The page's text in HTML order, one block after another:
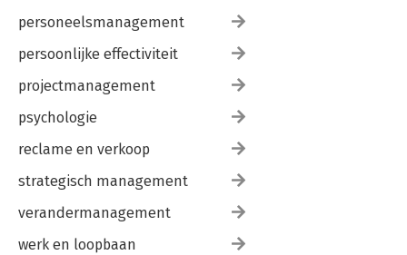
personeelsmanagement
persoonlijke effectiviteit
projectmanagement
psychologie
reclame en verkoop
strategisch management
verandermanagement
werk en loopbaan